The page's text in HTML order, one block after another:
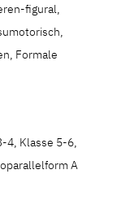
figural,
Formale
4, Klasse 5-6,
A